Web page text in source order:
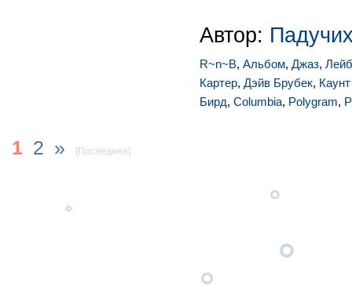
Автор:
R~n~B, Альбом, Джаз,
Картер, Дэйв Брубек,
Бирд, Columbia, Polygram,
1 2 » [Последняя]